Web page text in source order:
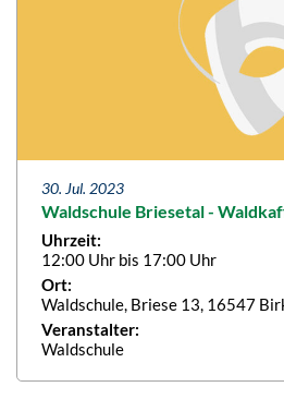
30. Jul. 2023
Waldschule Briesetal -
Uhrzeit:
12:00 Uhr bis 17:00 Uhr
Ort:
Waldschule, Briese 13, 16547
Veranstalter:
Waldschule